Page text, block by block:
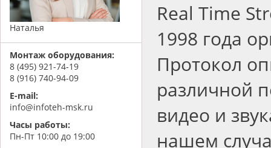
Наталья
Монтаж оборудования:
8 (495) 921-74-19
8 (916) 740-94-09
E-mail:
info@infoteh-msk.ru
Часы работы:
Пн-Пт 10:00 до 19:00
Real Time
1998 года
Протокол
различной
видео и
нашем